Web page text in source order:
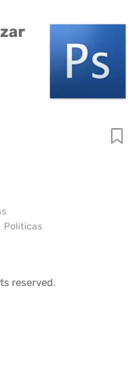
Politicas
reserved.